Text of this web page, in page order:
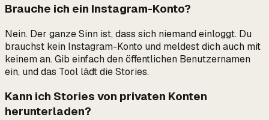
Brauche ich ein Instagram-Konto?
Nein. Der ganze Sinn ist, dass sich niemand einloggt. Du
brauchst kein Instagram-Konto und meldest dich auch mit
keinem an. Gib einfach den öffentlichen Benutzernamen
ein, und das Tool lädt die Stories.
Kann ich Stories von privaten Konten
herunterladen?